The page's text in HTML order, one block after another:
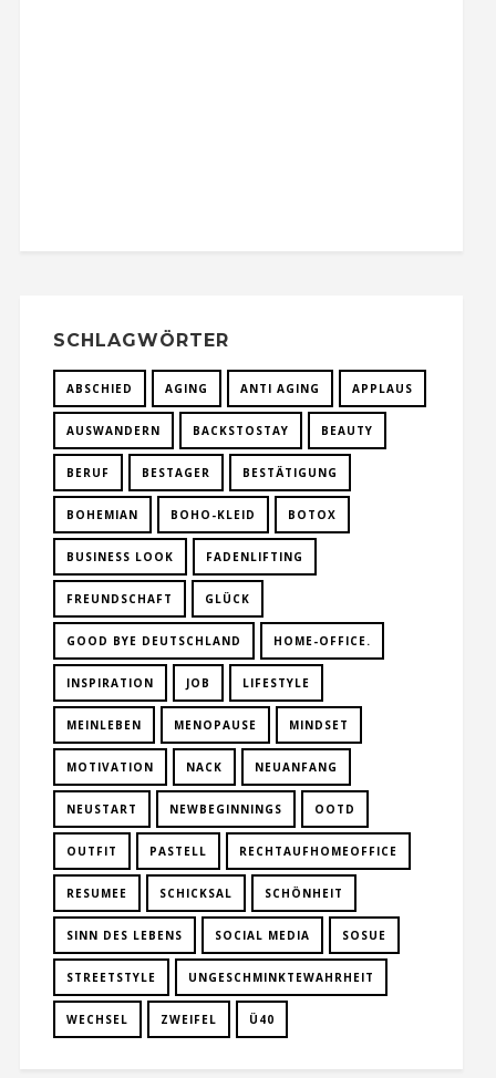
SCHLAGWÖRTER
ABSCHIED AGING ANTI AGING APPLAUS
AUSWANDERN BACKSTOSTAY BEAUTY
BERUF BESTAGER BESTÄTIGUNG
BOHEMIAN BOHO-KLEID BOTOX
BUSINESS LOOK FADENLIFTING
FREUNDSCHAFT GLÜCK
GOOD BYE DEUTSCHLAND HOME-OFFICE.
INSPIRATION JOB LIFESTYLE
MEINLEBEN MENOPAUSE MINDSET
MOTIVATION NACK NEUANFANG
NEUSTART NEWBEGINNINGS OOTD
OUTFIT PASTELL RECHTAUFHOMEOFFICE
RESUMEE SCHICKSAL SCHÖNHEIT
SINN DES LEBENS SOCIAL MEDIA SOSUE
STREETSTYLE UNGESCHMINKTEWAHRHEIT
WECHSEL ZWEIFEL Ü40